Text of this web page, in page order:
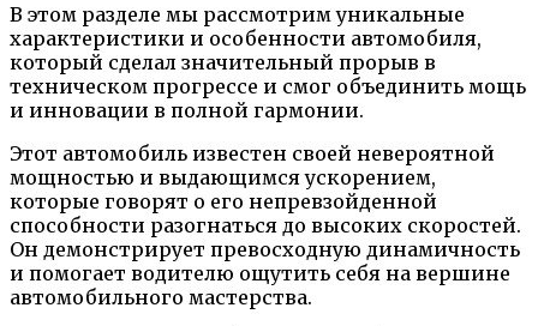
В этом разделе мы рассмотрим уникальные
характеристики и особенности автомобиля,
который сделал значительный прорыв в
техническом прогрессе и смог объединить мощь
и инновации в полной гармонии.
Этот автомобиль известен своей невероятной
мощностью и выдающимся ускорением,
которые говорят о его непревзойденной
способности разогнаться до высоких скоростей.
Он демонстрирует превосходную динамичность
и помогает водителю ощутить себя на вершине
автомобильного мастерства.